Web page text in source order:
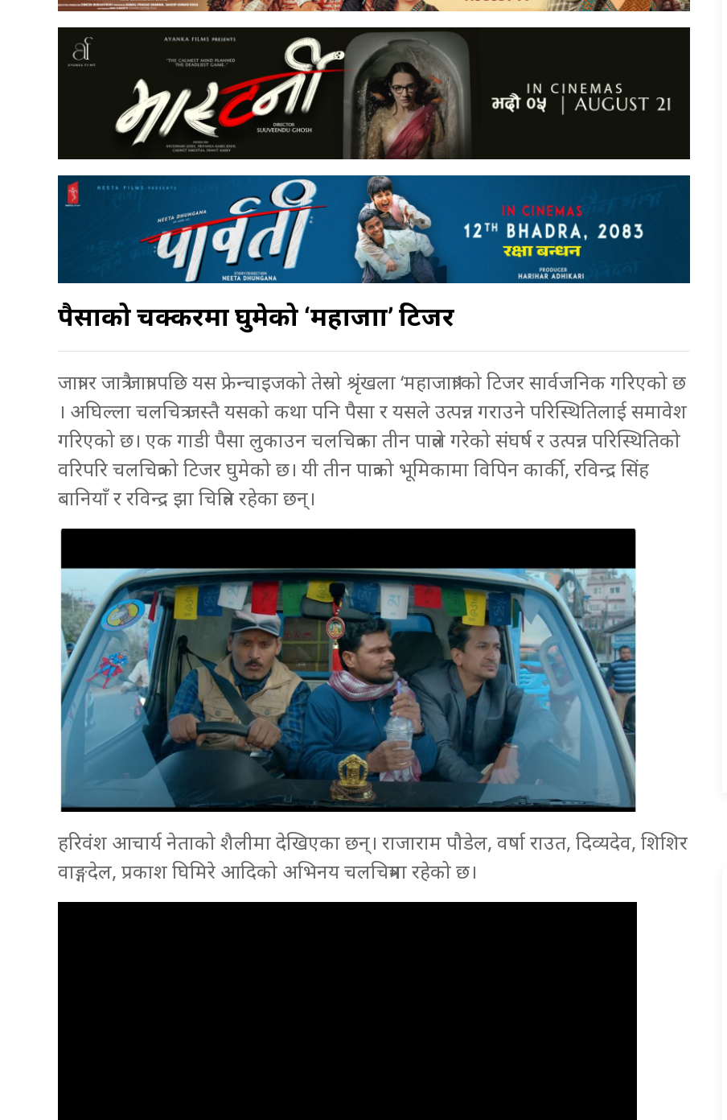
पैसाको चक्करमा घुमेको ‘महाजात्रा’ टिजर
जात्रा र जात्रै जात्रा पछि यस फ्रेन्चाइजको तेस्रो श्रृंखला ‘महाजात्रा’को टिजर सार्वजनिक गरिएको छ
। अघिल्ला चलचित्र जस्तै यसको कथा पनि पैसा र यसले उत्पन्न गराउने परिस्थितिलाई समावेश
गरिएको छ। एक गाडी पैसा लुकाउन चलचित्रका तीन पात्रले गरेको संघर्ष र उत्पन्न परिस्थितिको
वरिपरि चलचित्रको टिजर घुमेको छ। यी तीन पात्रको भूमिकामा विपिन कार्की, रविन्द्र सिंह
बानियाँ र रविन्द्र झा चित्रित रहेका छन्।
हरिवंश आचार्य नेताको शैलीमा देखिएका छन्। राजाराम पौडेल, वर्षा राउत, दिव्यदेव, शिशिर
वाङ्गदेल, प्रकाश घिमिरे आदिको अभिनय चलचित्रमा रहेको छ।